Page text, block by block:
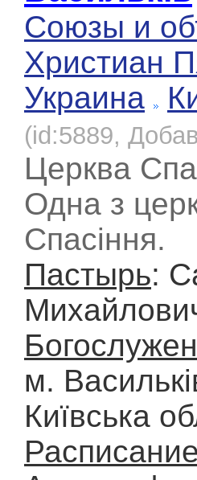
Союзы и
Христиан
Украина
(id:5889,
Церква
Одна з
Спасіння.
Пастырь:
м.
Київська
Расписание